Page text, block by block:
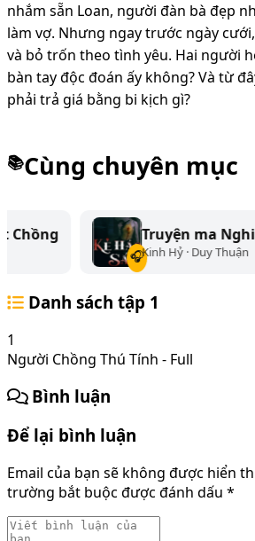
nhắm sẵn Loan, người đàn bà đẹp
làm vợ. Nhưng ngay trước ngày
và bỏ trốn theo tình yêu. Hai người
bàn tay độc đoán ấy không? Và từ
phải trả giá bằng bi kịch gì?
📚Cùng chuyên mục
Truyện ma Nghiệp Chướng
Kinh Hỷ · Duy Thuận
Danh sách tập 1
1
Người Chồng Thú Tính - Full
Bình luận
Để lại bình luận
Email của bạn sẽ không được hiển
trường bắt buộc được đánh dấu *